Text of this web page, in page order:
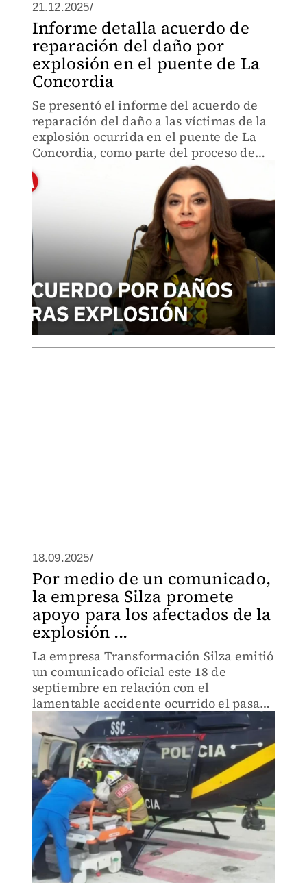
21.12.2025/
Informe detalla acuerdo de
reparación del daño por
explosión en el puente de La
Concordia
Se presentó el informe del acuerdo de
reparación del daño a las víctimas de la
explosión ocurrida en el puente de La
Concordia, como parte del proceso de
atención y justicia.
18.09.2025/
Por medio de un comunicado,
la empresa Silza promete
apoyo para los afectados de la
explosión ...
La empresa Transformación Silza emitió
un comunicado oficial este 18 de
septiembre en relación con el
lamentable accidente ocurrido el pasado
10 de septiembre en Puente La
Concordia, en el que a la fecha han
perdido la vida 21 personas.